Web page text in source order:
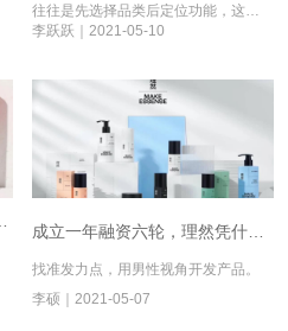
往往是先选择品类后定位功能，这样
的方式也被很多中国企业所沿用。但
被替换的可能性就太大了。而PMPM
是人格化品牌，这类品牌往往传递强
烈的价值观、审美和生活态度。
李跃跃｜2021-05-10
找准发力点，用男性视角开发产品。
李硕｜2021-05-07